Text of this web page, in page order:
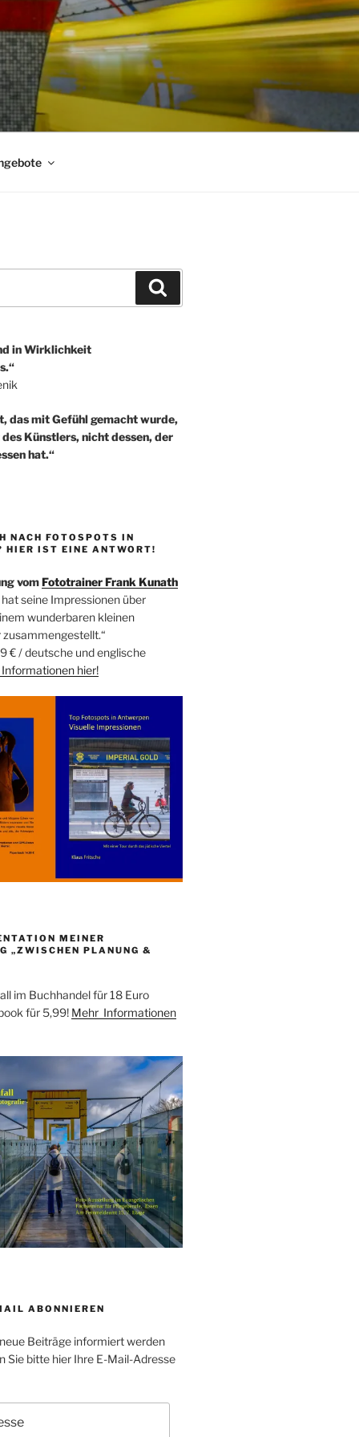
in Wirklichkeit
das mit Gefühl gemacht wurde,
Künstlers, nicht dessen, der
hat.“
NACH FOTOSPOTS IN
HIER IST EINE ANTWORT!
vomFototrainer Frank Kunath
seine Impressionen über
wunderbaren kleinen
€ / deutsche und englische
hier!
MEINER
„ZWISCHEN PLANUNG &
im Buchhandel für 18 Euro
für 5,99! Mehr Informationen
ABONNIEREN
Beiträge informiert werden
Sie bitte hier Ihre E-Mail-Adresse